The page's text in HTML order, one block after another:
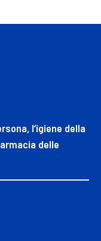
l’igiene della
delle